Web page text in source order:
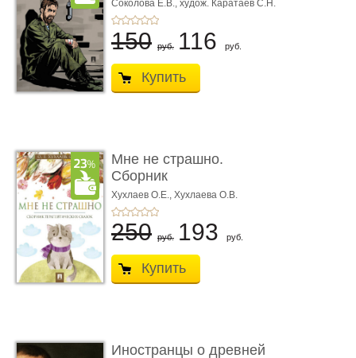
Соколова Е.В., худож. Каратаев С.Н.
150 руб. 116 руб.
Купить
Мне не страшно.
Сборник
терапевтических
сказо� ...
Хухлаев О.Е., Хухлаева О.В.
250 руб. 193 руб.
Купить
Иностранцы о древней